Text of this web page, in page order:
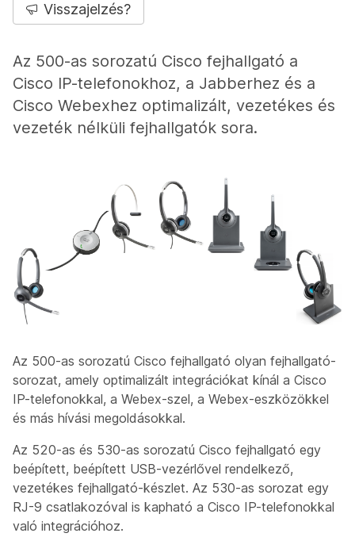
Visszajelzés?
Az 500-as sorozatú Cisco fejhallgató a
Cisco IP-telefonokhoz, a Jabberhez és a
Cisco Webexhez optimalizált, vezetékes és
vezeték nélküli fejhallgatók sora.
Az 500-as sorozatú Cisco fejhallgató olyan fejhallgató-
sorozat, amely optimalizált integrációkat kínál a Cisco
IP-telefonokkal, a Webex-szel, a Webex-eszközökkel
és más hívási megoldásokkal.
Az 520-as és 530-as sorozatú Cisco fejhallgató egy
beépített, beépített USB-vezérlővel rendelkező,
vezetékes fejhallgató-készlet. Az 530-as sorozat egy
RJ-9 csatlakozóval is kapható a Cisco IP-telefonokkal
való integrációhoz.